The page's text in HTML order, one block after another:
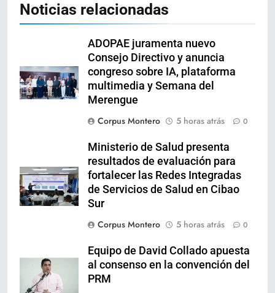
Noticias relacionadas
ADOPAE juramenta nuevo
Consejo Directivo y anuncia
congreso sobre IA, plataforma
multimedia y Semana del
Merengue
Corpus Montero
5 horas atrás 0
Ministerio de Salud presenta
resultados de evaluación para
fortalecer las Redes Integradas
de Servicios de Salud en Cibao
Sur
Corpus Montero
5 horas atrás 0
Equipo de David Collado apuesta
al consenso en la convención del
PRM